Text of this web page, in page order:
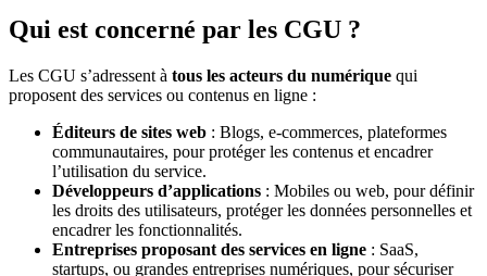
Qui est concerné par les CGU ?
Les CGU s’adressent à tous les acteurs du numérique qui
proposent des services ou contenus en ligne :
Éditeurs de sites web : Blogs, e-commerces, plateformes
communautaires, pour protéger les contenus et encadrer
l’utilisation du service.
Développeurs d’applications : Mobiles ou web, pour définir
les droits des utilisateurs, protéger les données personnelles et
encadrer les fonctionnalités.
Entreprises proposant des services en ligne : SaaS,
startups, ou grandes entreprises numériques, pour sécuriser